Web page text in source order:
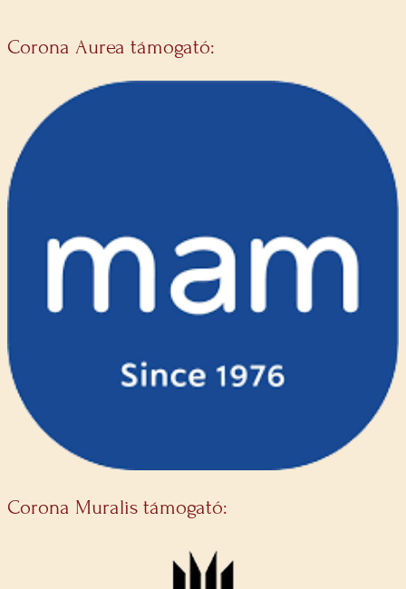
Corona Aurea támogató:
Corona Muralis támogató: